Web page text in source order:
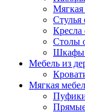
Мягкая
Столы
Шкафы
Мебель из
Мягкая